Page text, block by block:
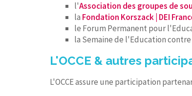
l'Association des groupes de
la Fondation Korszack | DEI
le Forum Permanent pour
la Semaine de l'Education contre
L'OCCE & autres
L'OCCE assure une participation